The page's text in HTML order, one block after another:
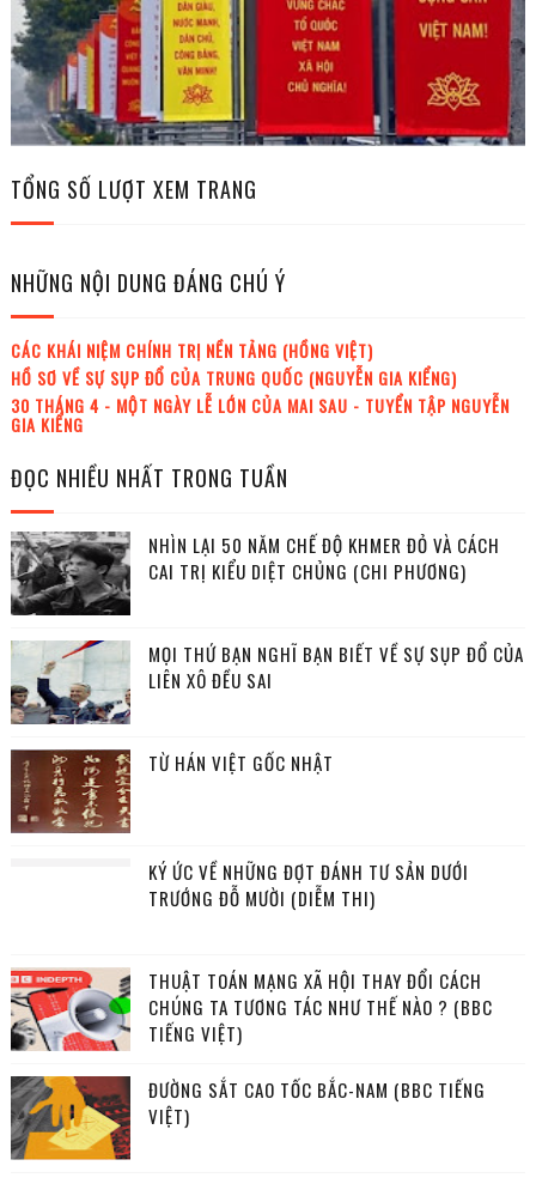
TỔNG SỐ LƯỢT XEM TRANG
NHỮNG NỘI DUNG ĐÁNG CHÚ Ý
CÁC KHÁI NIỆM CHÍNH TRỊ NỀN TẢNG (HỒNG VIỆT)
HỒ SƠ VỀ SỰ SỤP ĐỔ CỦA TRUNG QUỐC (NGUYỄN GIA KIỂNG)
30 THÁNG 4 - MỘT NGÀY LỄ LỚN CỦA MAI SAU - TUYỂN TẬP NGUYỄN
GIA KIỂNG
ĐỌC NHIỀU NHẤT TRONG TUẦN
NHÌN LẠI 50 NĂM CHẾ ĐỘ KHMER ĐỎ VÀ CÁCH
CAI TRỊ KIỂU DIỆT CHỦNG (CHI PHƯƠNG)
MỌI THỨ BẠN NGHĨ BẠN BIẾT VỀ SỰ SỤP ĐỔ CỦA
LIÊN XÔ ĐỀU SAI
TỪ HÁN VIỆT GỐC NHẬT
KÝ ỨC VỀ NHỮNG ĐỢT ĐÁNH TƯ SẢN DƯỚI
TRƯỚNG ĐỖ MƯỜI (DIỄM THI)
THUẬT TOÁN MẠNG XÃ HỘI THAY ĐỔI CÁCH
CHÚNG TA TƯƠNG TÁC NHƯ THẾ NÀO ? (BBC
TIẾNG VIỆT)
ĐƯỜNG SẮT CAO TỐC BẮC-NAM (BBC TIẾNG
VIỆT)